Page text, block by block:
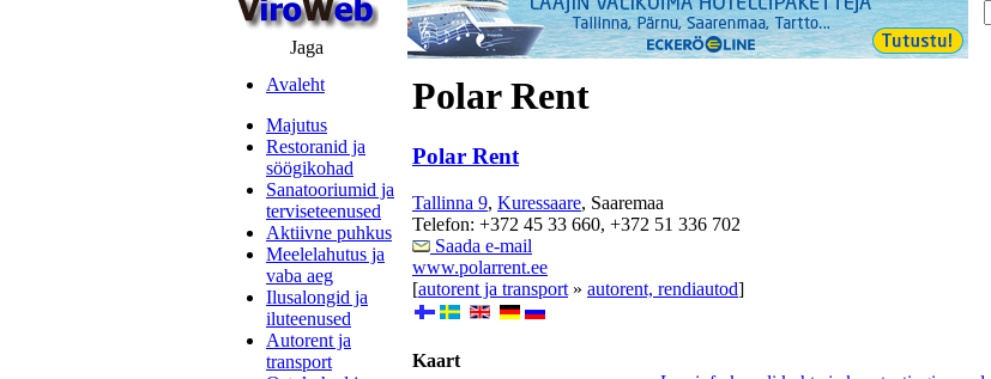
Jaga
Avaleht
Majutus
Restoranid ja
söögikohad
Sanatooriumid ja
terviseteenused
Aktiivne puhkus
Meelelahutus ja
vaba aeg
Ilusalongid ja
iluteenused
Autorent ja
transport
Polar Rent
Polar Rent
Tallinna 9, Kuressaare, Saaremaa
Telefon: +372 45 33 660, +372 51 336 702
Saada e-mail
www.polarrent.ee
[autorent ja transport» autorent, rendiautod]
Kaart